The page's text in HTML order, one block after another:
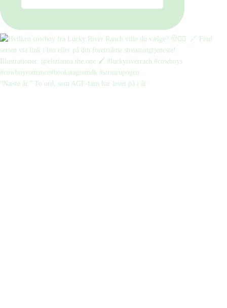
“Næste år.” To ord, som AGF-fans har levet på i år